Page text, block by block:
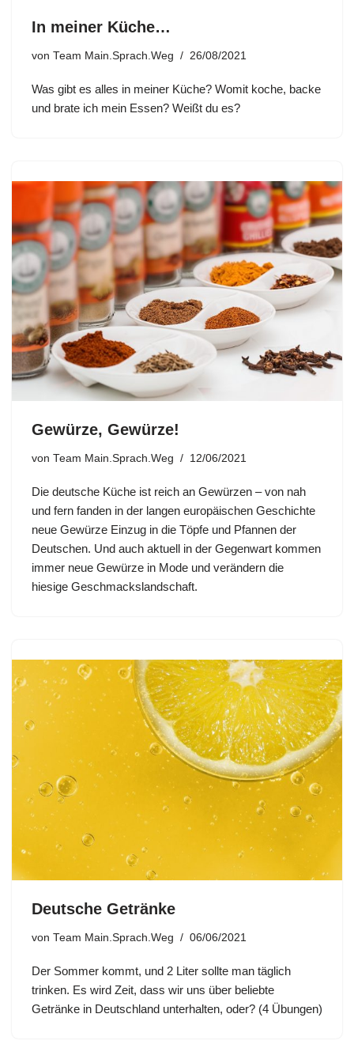
In meiner Küche…
von Team Main.Sprach.Weg 26/08/2021
Was gibt es alles in meiner Küche? Womit koche, backe
und brate ich mein Essen? Weißt du es?
Gewürze, Gewürze!
von Team Main.Sprach.Weg 12/06/2021
Die deutsche Küche ist reich an Gewürzen – von nah
und fern fanden in der langen europäischen Geschichte
neue Gewürze Einzug in die Töpfe und Pfannen der
Deutschen. Und auch aktuell in der Gegenwart kommen
immer neue Gewürze in Mode und verändern die
hiesige Geschmackslandschaft.
Deutsche Getränke
von Team Main.Sprach.Weg 06/06/2021
Der Sommer kommt, und 2 Liter sollte man täglich
trinken. Es wird Zeit, dass wir uns über beliebte
Getränke in Deutschland unterhalten, oder? (4 Übungen)